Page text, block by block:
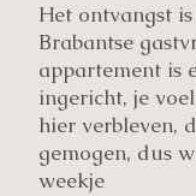
Het ontvangst
Brabantse
appartement is
ingericht, je
hier verbleven,
gemogen, dus
weekje